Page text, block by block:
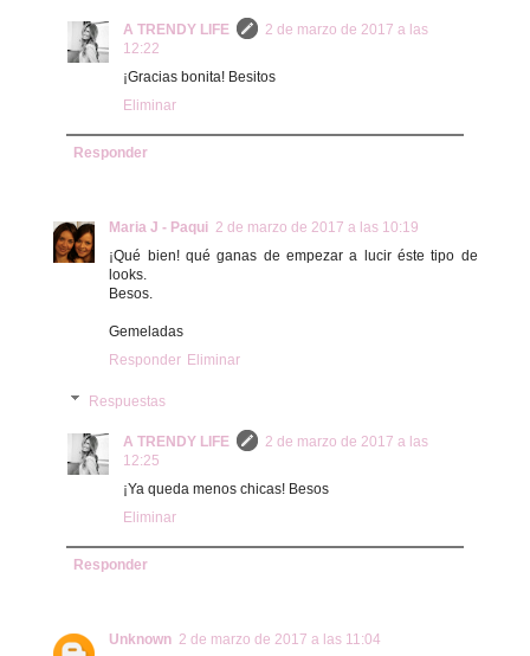
A TRENDY LIFE
2 de marzo de 2017 a las
12:22
¡Gracias bonita! Besitos
Eliminar
Responder
Maria J - Paqui 2 de marzo de 2017 a las 10:19
¡Qué bien! qué ganas de empezar a lucir éste tipo de
looks.
Besos.
Gemeladas
Responder Eliminar
Respuestas
A TRENDY LIFE
2 de marzo de 2017 a las
12:25
¡Ya queda menos chicas! Besos
Eliminar
Responder
Unknown 2 de marzo de 2017 a las 11:04